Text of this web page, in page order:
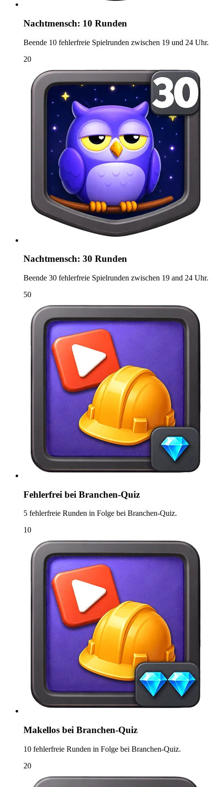
Nachtmensch: 10 Runden
Beende 10 fehlerfreie Spielrunden zwischen 19 und 24 Uhr.
20
Nachtmensch: 30 Runden
Beende 30 fehlerfreie Spielrunden zwischen 19 and 24 Uhr.
50
Fehlerfrei bei Branchen-Quiz
5 fehlerfreie Runden in Folge bei Branchen-Quiz.
10
Makellos bei Branchen-Quiz
10 fehlerfreie Runden in Folge bei Branchen-Quiz.
20